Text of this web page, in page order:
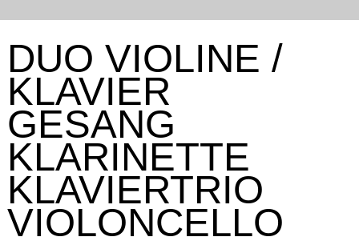
DUO VIOLINE /
KLAVIER
GESANG
KLARINETTE
KLAVIERTRIO
VIOLONCELLO